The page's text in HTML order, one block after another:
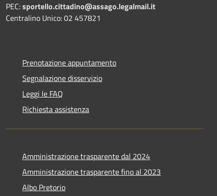
PEC:sportello.cittadino@assago.legalmail.it
Centralino Unico: 02 457821
Prenotazione appuntamento
Segnalazione disservizio
Leggi le FAQ
Richiesta assistenza
Amministrazione trasparente dal 2024
Amministrazione trasparente fino al 2023
Albo Pretorio